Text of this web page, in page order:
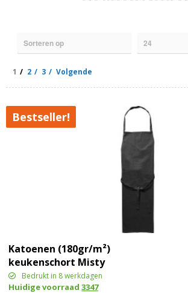
1 2 3 Volgende
Bestseller!
Katoenen (180gr/m²)
keukenschort Misty
Bedrukt in 8 werkdagen
Huidige voorraad3347